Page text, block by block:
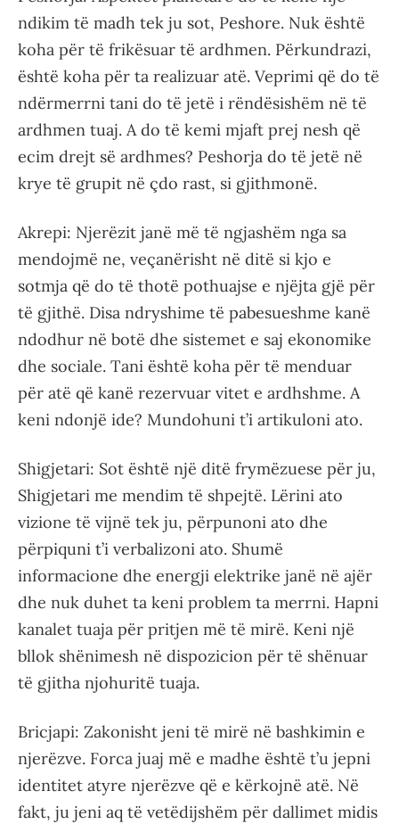
ndikim të madh tek ju sot, Peshore. Nuk është
koha për të frikësuar të ardhmen. Përkundrazi,
është koha për ta realizuar atë. Veprimi që do të
ndërmerrni tani do të jetë i rëndësishëm në të
ardhmen tuaj. A do të kemi mjaft prej nesh që
ecim drejt së ardhmes? Peshorja do të jetë në
krye të grupit në çdo rast, si gjithmonë.
Akrepi: Njerëzit janë më të ngjashëm nga sa
mendojmë ne, veçanërisht në ditë si kjo e
sotmja që do të thotë pothuajse e njëjta gjë për
të gjithë. Disa ndryshime të pabesueshme kanë
ndodhur në botë dhe sistemet e saj ekonomike
dhe sociale. Tani është koha për të menduar
për atë që kanë rezervuar vitet e ardhshme. A
keni ndonjë ide? Mundohuni t’i artikuloni ato.
Shigjetari: Sot është një ditë frymëzuese për ju,
Shigjetari me mendim të shpejtë. Lërini ato
vizione të vijnë tek ju, përpunoni ato dhe
përpiquni t’i verbalizoni ato. Shumë
informacione dhe energji elektrike janë në ajër
dhe nuk duhet ta keni problem ta merrni. Hapni
kanalet tuaja për pritjen më të mirë. Keni një
bllok shënimesh në dispozicion për të shënuar
të gjitha njohuritë tuaja.
Bricjapi: Zakonisht jeni të mirë në bashkimin e
njerëzve. Forca juaj më e madhe është t’u jepni
identitet atyre njerëzve që e kërkojnë atë. Në
fakt, ju jeni aq të vetëdijshëm për dallimet midis